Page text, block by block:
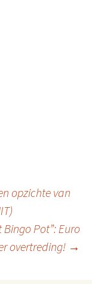
opzichte van
Pot”: Euro
overtreding! →